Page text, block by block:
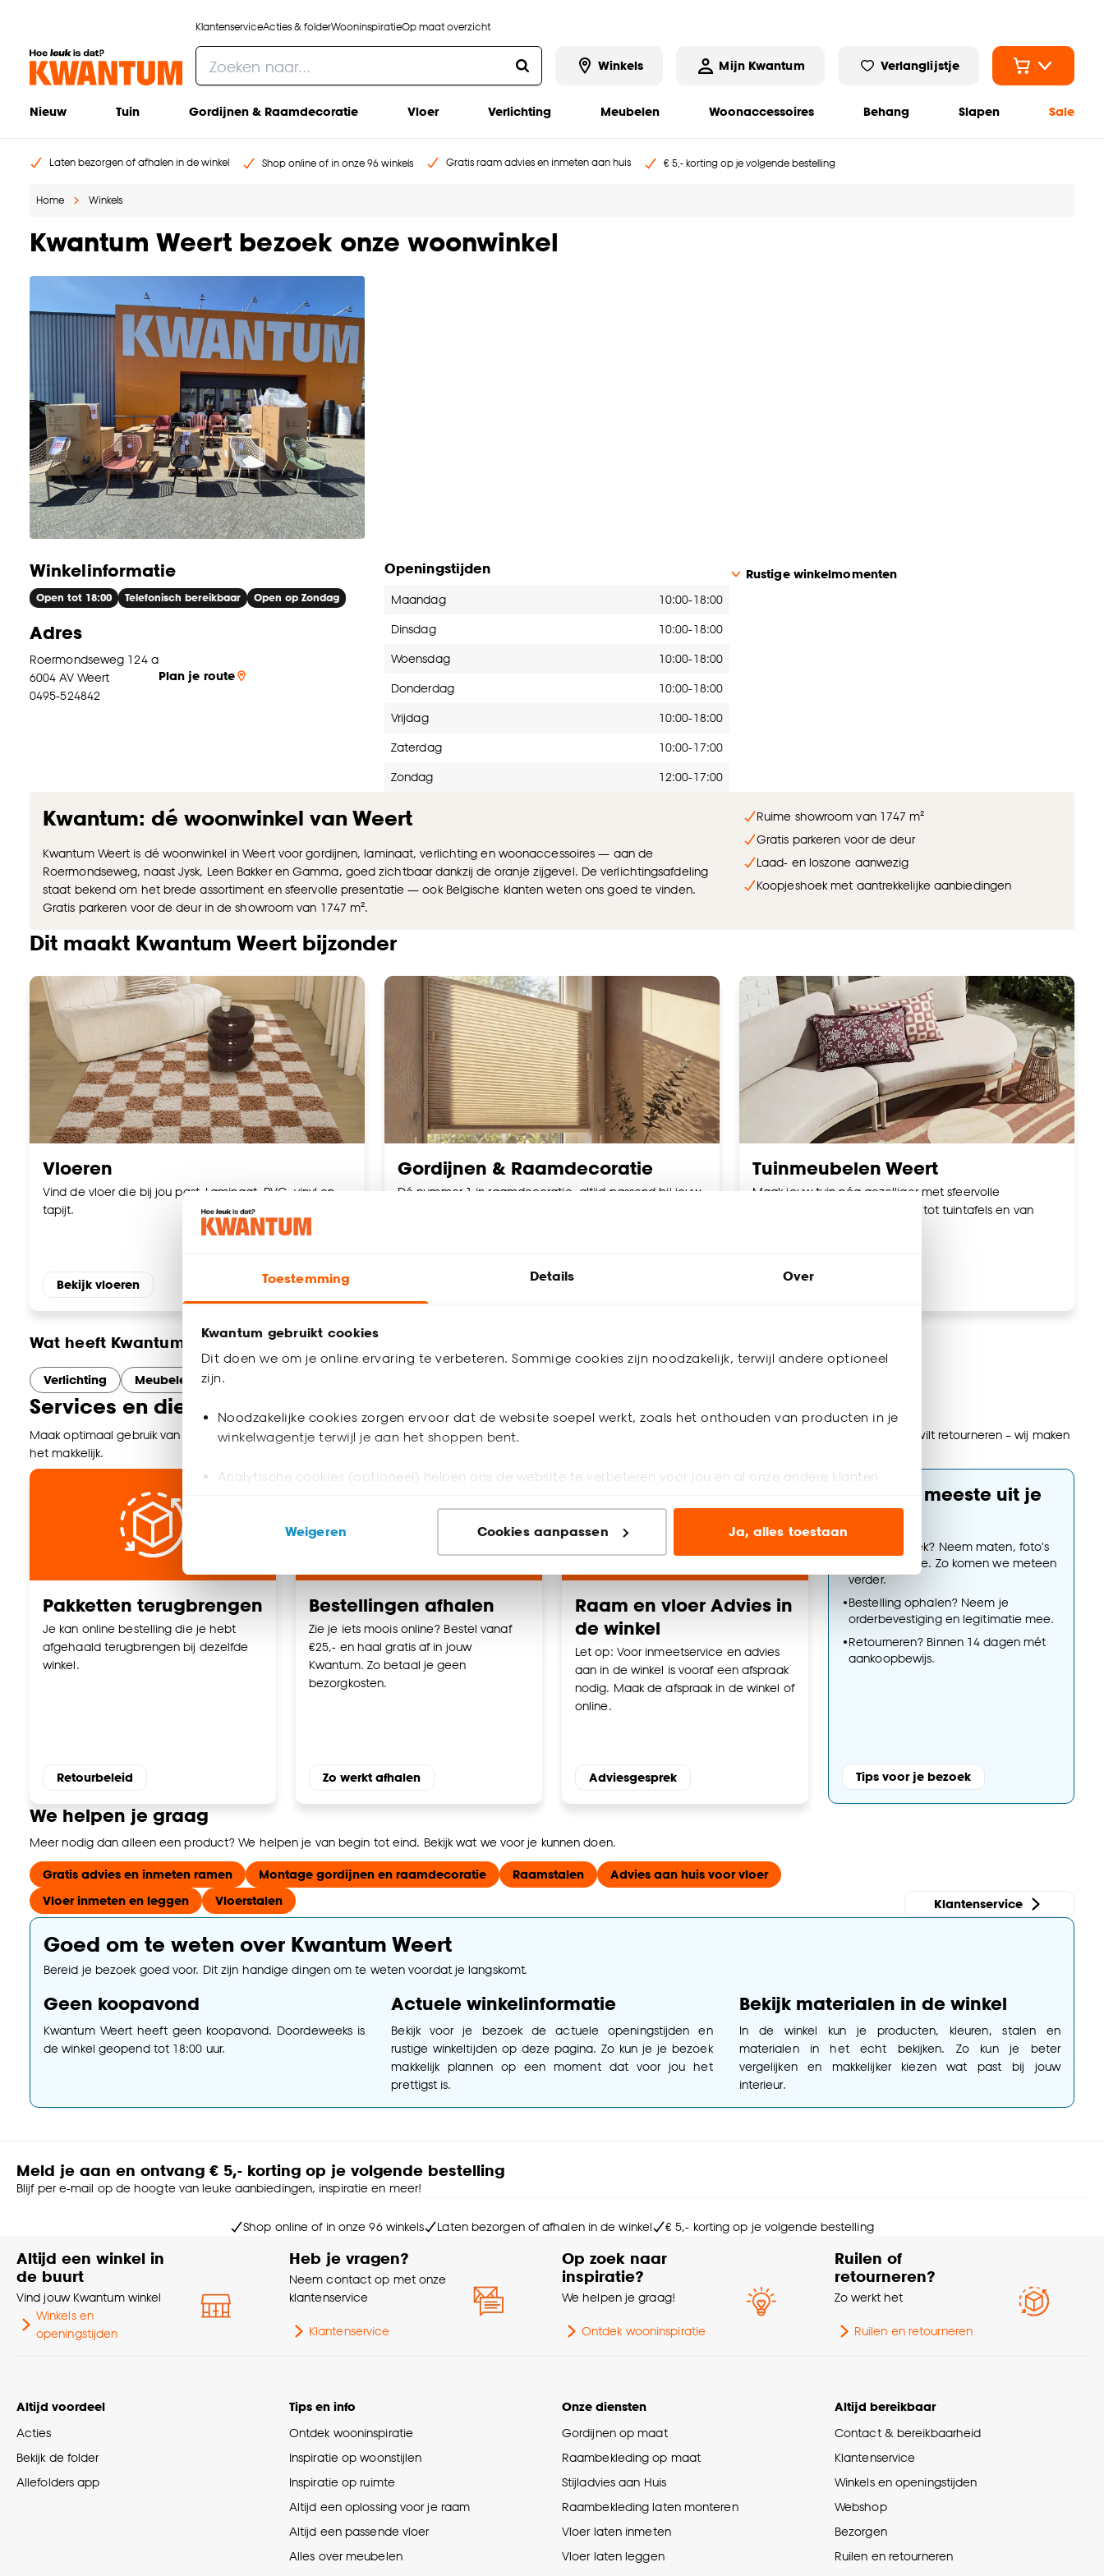
Toestemming Details Over
Kwantum gebruikt cookies
Dit doen we om je online ervaring te verbeteren. Sommige cookies zijn noodzakelijk, terwijl andere optioneel
zijn.
Noodzakelijke cookies zorgen ervoor dat de website soepel werkt, zoals het onthouden van producten in je
winkelwagentje terwijl je aan het shoppen bent.
Analytische cookies (optioneel) helpen ons de website te verbeteren voor jou en al onze andere klanten.
ook buiten de website voor advertenties en communicatie.
Klik op ‘Ja, alles toestaan’ om gebruik te maken van alle cookies, of klik op ‘weigeren’ om alleen de
noodzakelijke cookies te accepteren. Je kunt er ook voor kiezen om bepaalde cookies wel of niet te
accepteren door op ‘Cookies aanpassen’ te klikken.
Goed om te weten is dat je deze keuze altijd nog kan aanpassen, bekijk hiervoor onzecookieverklaring.
Weigeren Cookies aanpassen Ja, alles toestaan
KlantenserviceActies & folderWooninspiratieOp maat overzicht
Winkels Mijn Kwantum Verlanglijstje
Nieuw Tuin Gordijnen & Raamdecoratie Vloer Verlichting Meubelen Woonaccessoires Behang Slapen Sale
Laten bezorgen of afhalen in de winkel Shop online of in onze 96 winkels Gratis raam advies en inmeten aan huis € 5,- korting op je volgende bestelling
Home Winkels
Kwantum Weert bezoek onze woonwinkel
Winkelinformatie
Open tot 18:00 Telefonisch bereikbaar Open op Zondag
Adres
Roermondseweg 124 a
6004 AV Weert
0495-524842
Plan je route
Openingstijden
Openingstijden
Maandag 10:00-18:00
Dinsdag 10:00-18:00
Woensdag 10:00-18:00
Donderdag 10:00-18:00
Vrijdag 10:00-18:00
Zaterdag 10:00-17:00
Zondag 12:00-17:00
Rustige winkelmomenten
Kwantum: dé woonwinkel van Weert
Kwantum Weert is dé woonwinkel in Weert voor gordijnen, laminaat, verlichting en woonaccessoires — aan de
Roermondseweg, naast Jysk, Leen Bakker en Gamma, goed zichtbaar dankzij de oranje zijgevel. De verlichtingsafdeling
staat bekend om het brede assortiment en sfeervolle presentatie — ook Belgische klanten weten ons goed te vinden.
Gratis parkeren voor de deur in de showroom van 1747 m².
Ruime showroom van 1747 m²
Gratis parkeren voor de deur
Laad- en loszone aanwezig
Koopjeshoek met aantrekkelijke aanbiedingen
Dit maakt Kwantum Weert bijzonder
Vloeren
Vind de vloer die bij jou past. Laminaat, PVC, vinyl en
tapijt.
Bekijk vloeren
Gordijnen & Raamdecoratie
Dé nummer 1 in raamdecoratie, altijd passend bij jouw
Bekijk raambekleding
Tuinmeubelen Weert
Maak jouw tuin nóg gezelliger met sfeervolle
tuinmeubelen. Van loungesets tot tuintafels en van
Bekijk tuinmeubels
Wat heeft Kwantum Weert nog meer te bieden
Verlichting Meubelen Woonaccessoires
Services en diensten bij Kwantum Weert
Maak optimaal gebruik van onze services in Weert. Of je nu online bestelt en in de winkel ophaalt, thuisadvies nodig hebt voor gordijnen op maat, of een artikel wilt retourneren – wij maken
het makkelijk.
Pakketten terugbrengen
Je kan online bestelling die je hebt
afgehaald terugbrengen bij dezelfde
winkel.
Retourbeleid
Bestellingen afhalen
Zie je iets moois online? Bestel vanaf
€25,- en haal gratis af in jouw
Kwantum. Zo betaal je geen
bezorgkosten.
Zo werkt afhalen
Raam en vloer Advies in
de winkel
Let op: Voor inmeetservice en advies
aan in de winkel is vooraf een afspraak
nodig. Maak de afspraak in de winkel of
online.
Adviesgesprek
Haal het meeste uit je
bezoek
Adviesgesprek? Neem maten, foto's
en stalen mee. Zo komen we meteen
verder.
•Bestelling ophalen? Neem je
orderbevestiging en legitimatie mee.
•Retourneren? Binnen 14 dagen mét
aankoopbewijs.
Tips voor je bezoek
We helpen je graag
Meer nodig dan alleen een product? We helpen je van begin tot eind. Bekijk wat we voor je kunnen doen.
Gratis advies en inmeten ramen Montage gordijnen en raamdecoratie Raamstalen
Advies aan huis voor vloer
Vloer inmeten en leggen
Vloerstalen Klantenservice
Goed om te weten over Kwantum Weert
Bereid je bezoek goed voor. Dit zijn handige dingen om te weten voordat je langskomt.
Geen koopavond
Kwantum Weert heeft geen koopavond. Doordeweeks is
de winkel geopend tot 18:00 uur.
Actuele winkelinformatie
Bekijk voor je bezoek de actuele openingstijden en
rustige winkeltijden op deze pagina. Zo kun je je bezoek
makkelijk plannen op een moment dat voor jou het
prettigst is.
Bekijk materialen in de winkel
In de winkel kun je producten, kleuren, stalen en
materialen in het echt bekijken. Zo kun je beter
vergelijken en makkelijker kiezen wat past bij jouw
interieur.
Meld je aan en ontvang € 5,- korting op je volgende bestelling
Blijf per e-mail op de hoogte van leuke aanbiedingen, inspiratie en meer!
Shop online of in onze 96 winkels Laten bezorgen of afhalen in de winkel € 5,- korting op je volgende bestelling
Altijd een winkel in
de buurt
Vind jouw Kwantum winkel
Winkels en
openingstijden
Heb je vragen?
Neem contact op met onze
klantenservice
Klantenservice
Op zoek naar
inspiratie?
We helpen je graag!
Ontdek wooninspiratie
Ruilen of
retourneren?
Zo werkt het
Ruilen en retourneren
Altijd voordeel
Acties
Bekijk de folder
Allefolders app
Tips en info
Ontdek wooninspiratie
Inspiratie op woonstijlen
Inspiratie op ruimte
Altijd een oplossing voor je raam
Altijd een passende vloer
Alles over meubelen
Onze diensten
Gordijnen op maat
Raambekleding op maat
Stijladvies aan Huis
Raambekleding laten monteren
Vloer laten inmeten
Vloer laten leggen
Altijd bereikbaar
Contact & bereikbaarheid
Klantenservice
Winkels en openingstijden
Webshop
Bezorgen
Ruilen en retourneren